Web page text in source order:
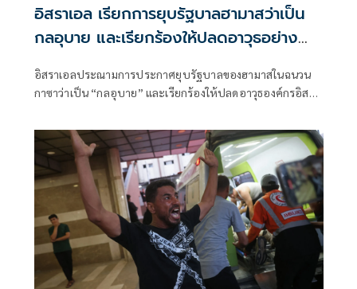
อิสราเอล เรียกการยุบรัฐบาลฮามาสว่าเป็น
กลอุบาย และเรียกร้องให้ปลดอาวุธอย่าง
อิสราเอลประณามการประกาศยุบรัฐบาลของฮามาสในฉนวน
กาซาว่าเป็น “กลอุบาย” และเรียกร้องให้ปลดอาวุธองค์กรอิสลา